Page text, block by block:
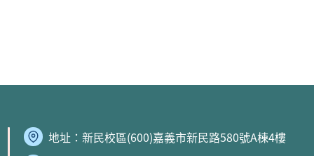
地址： 新民校區(600)嘉義市新民路580號A棟4樓